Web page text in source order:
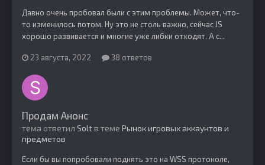
Давно очень пробовал были с этим проблемы. Может, что-
то изменилось потом. Ну это не столь важно, сейчас JS
хорошо развивается и многие уже либки отходят. А с...
23 августа, 2022 38 ответов
Продам Анонс
тема ответил Soltв теме Рынок игровых аккаунтов и
предметов
Если бы вы попробовали поднять это на WSS протоколе,